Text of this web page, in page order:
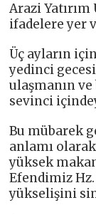
Arazi Yatırım
ifadelere yer
Üç ayların
yedinci
ulaşmanın
sevinci
Bu mübarek
anlamı
yüksek
Efendimiz Hz.
yükselişini